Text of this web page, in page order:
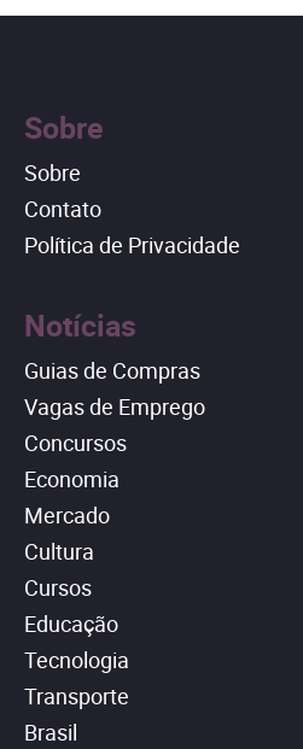
Sobre
Sobre
Contato
Política de Privacidade
Notícias
Guias de Compras
Vagas de Emprego
Concursos
Economia
Mercado
Cultura
Cursos
Educação
Tecnologia
Transporte
Brasil